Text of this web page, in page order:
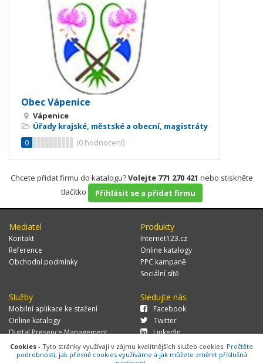
Obec Vápenice
Vápenice
Úřady krajské, městské a obecní, magistráty
0
(0 hodnocení)
Chcete přidat firmu do katalogu?Volejte 771 270 421 nebo stiskněte
tlačítko
Přihlásit se a přidat firmu
Mediatel
Kontakt
Reference
Obchodní podmínky
Produkty
Internet123.cz
Online katalogy
PPC kampaně
Sociální sítě
Služby
Mobilní aplikace ke stažení
Online katalogy
Digital Presence Management
Více zákazníků
Sledujte nás
Facebook
Twitter
LinkedIn
Cookies - Tyto stránky využívají v zájmu kvalitnějších služeb cookies. Pročtěte
podrobnosti, jak přesně cookies využíváme a jak můžete změnit příslušná